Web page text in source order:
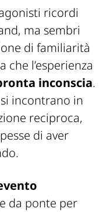
ricordi
ma sembri
di familiarità
che l’esperienza
inconscia.
incontrano in
reciproca,
di aver
da ponte per